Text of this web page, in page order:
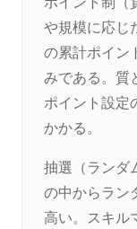
や規模に応じ
の累計ポイン
みである。質
ポイント設定
かかる。
抽選（ランダ
の中からラン
高い。スキル